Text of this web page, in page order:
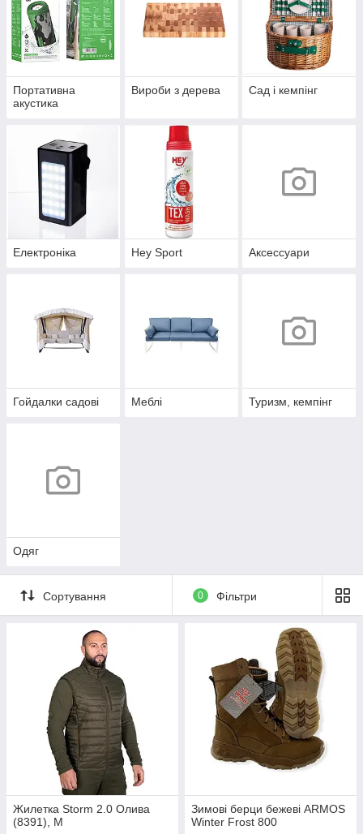
Портативна
акустика
Вироби з дерева Сад і кемпінг
Електроніка Hey Sport Аксессуари
Гойдалки садові Меблі Туризм, кемпінг
Одяг
Сортування 0 Фільтри
Жилетка Storm 2.0 Олива
(8391), M
Зимові берци бежеві ARMOS
Winter Frost 800